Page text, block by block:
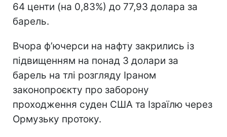
64 центи (на 0,83%) до 77,93 долара за
барель.
Вчора ф’ючерси на нафту закрились із
підвищенням на понад 3 долари за
барель на тлі розгляду Іраном
законопроєкту про заборону
проходження суден США та Ізраїлю через
Ормузьку протоку.